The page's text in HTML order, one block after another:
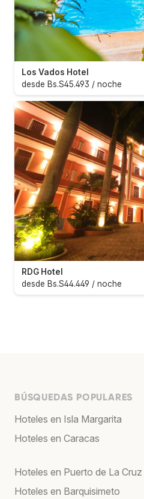
Los Vados Hotel
desde Bs.S45.493 / noche
RDG Hotel
desde Bs.S44.449 / noche
BÚSQUEDAS POPULARES
Hoteles en Isla Margarita
Hoteles en Caracas
Hoteles en Puerto de La Cruz
Hoteles en Barquisimeto